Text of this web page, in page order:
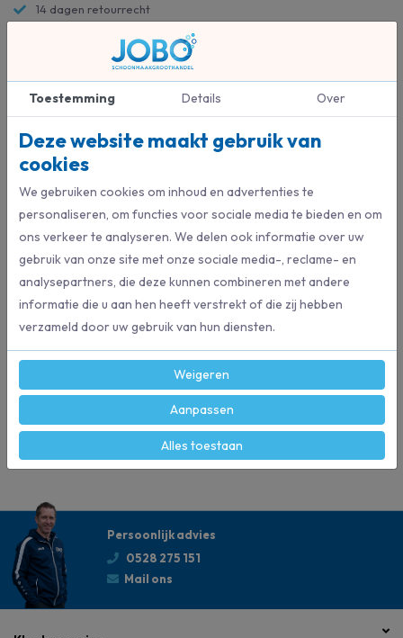
14 dagen retourrecht
Altijd de beste prijs en service
Beschrijving
Roestvrij staal. Compleet met rubber.
– Kwaliteit: robuust roestvrij staal.
– Compatibel: past op ErgoTec-, S- en Pro-wisser.
– Praktisch: positie variabel, makkelijk wisselen van het rubber.
Specificaties
Persoonlijk advies
0528 275 151
Mail ons
Toestemming Details Over
Deze website maakt gebruik van
cookies
We gebruiken cookies om inhoud en advertenties te
personaliseren, om functies voor sociale media te bieden en om
ons verkeer te analyseren. We delen ook informatie over uw
gebruik van onze site met onze sociale media-, reclame- en
analysepartners, die deze kunnen combineren met andere
informatie die u aan hen heeft verstrekt of die zij hebben
verzameld door uw gebruik van hun diensten.
Weigeren
Aanpassen
Alles toestaan